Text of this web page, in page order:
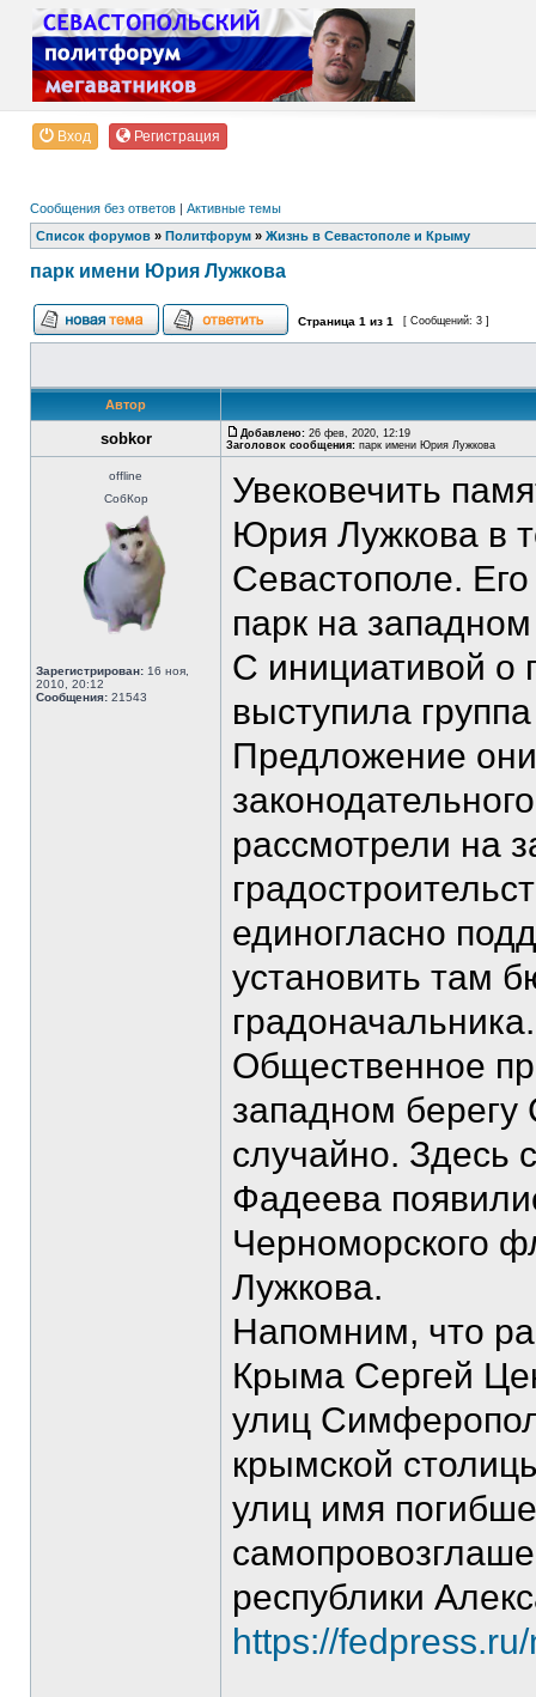
Вход Регистрация
Сообщения без ответов | Активные темы
Список форумов » Политфорум » Жизнь в Севастополе и Крыму
парк имени Юрия Лужкова
Страница 1 из 1 [ Сообщений: 3 ]
Автор
sobkor Добавлено: 26 фев, 2020, 12:19
Заголовок сообщения: парк имени Юрия Лужкова
offline
СобКор
Зарегистрирован: 16 ноя,
2010, 20:12
Сообщения: 21543
Увековечить
Юрия Лужкова в
Севастополе.
парк на
С инициативой о
выступила
Предложение
рассмотрели на
единогласно
установить там
градоначальника.
Общественное
западном
случайно. Здесь
Фадеева
Черноморского
Лужкова.
Напомним, что
Крыма Сергей
улиц
крымской
улиц имя
республики
https://